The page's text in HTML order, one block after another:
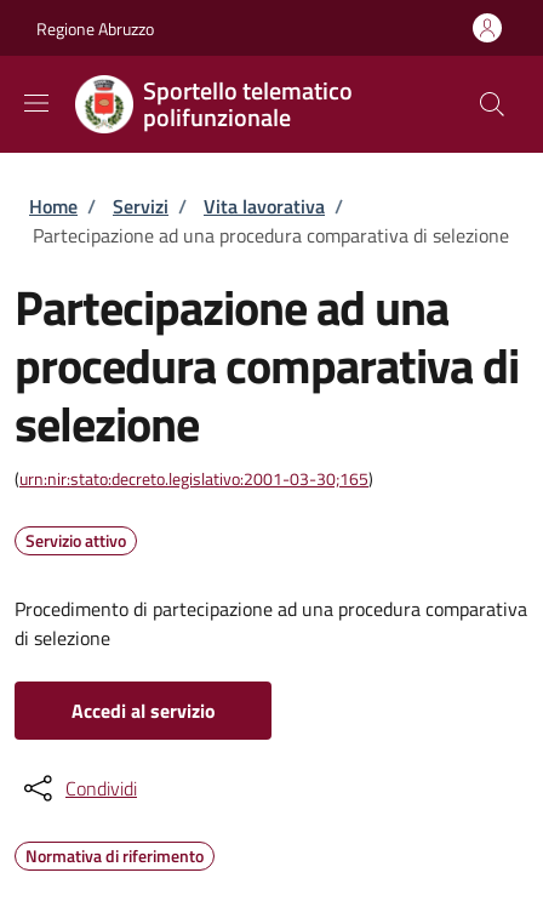
Regione Abruzzo
Sportello telematico
polifunzionale
Briciole di pane
Home / Servizi / Vita lavorativa /
Partecipazione ad una procedura comparativa di selezione
Partecipazione ad una
procedura comparativa di
selezione
(urn:nir:stato:decreto.legislativo:2001-03-30;165)
Servizio attivo
Procedimento di partecipazione ad una procedura comparativa
di selezione
Accedi al servizio
Condividi
Normativa di riferimento